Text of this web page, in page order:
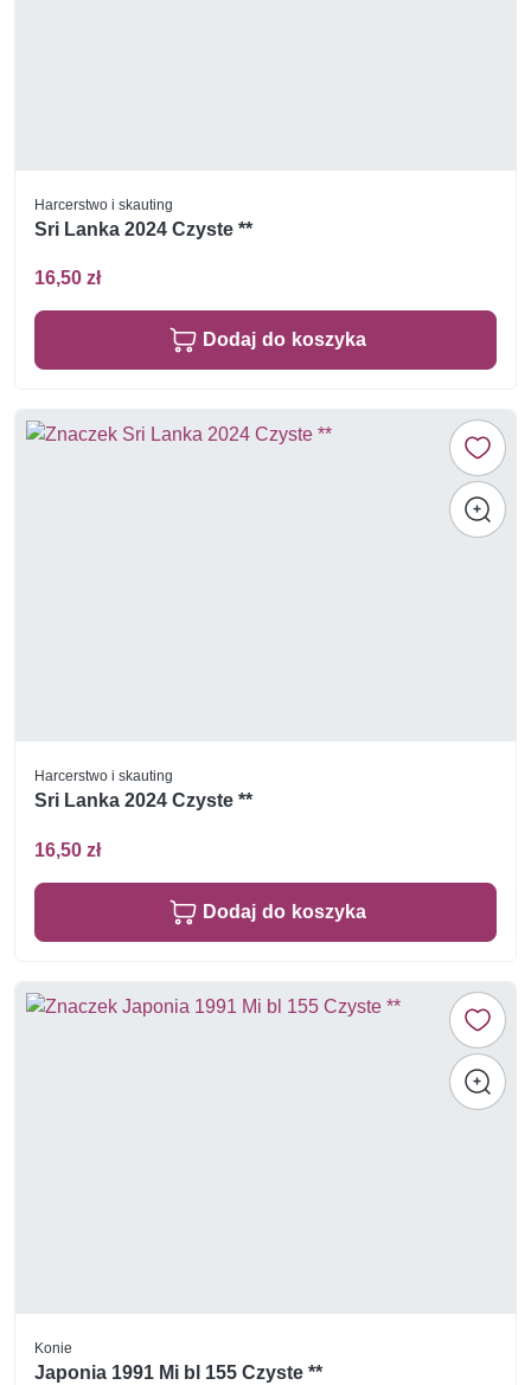
Harcerstwo i skauting
Sri Lanka 2024 Czyste **
16,50 zł
Dodaj do koszyka
Harcerstwo i skauting
Sri Lanka 2024 Czyste **
16,50 zł
Dodaj do koszyka
Konie
Japonia 1991 Mi bl 155 Czyste **